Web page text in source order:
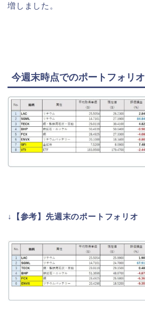
増しました。
今週末時点でのポートフォリオ
↓ 【参考】先週末のポートフォリオ